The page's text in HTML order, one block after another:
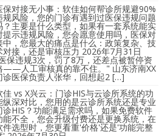
保对接无小事：软佳如何帮诊所规避90%
规风险，您的门诊有遇到过医保违规问题
？主要是什么类型，如果有一套系统能实
提示违规风险，您会愿意使用吗，医保对
中，您最大的痛点是什么：政策复杂、技
对接，还是审核压力 2026年7月31日
保违规3次，罚了8万，还差点被暂停资
——人工审核真的靠不住。" 山东济南XX
诊医保负责人张华，回想起2 […]
佳 vs X兴云：门诊HIS与云诊所系统的功
纵深对比，您用的是云诊所系统还是专业
诊HIS？功能满足需求吗，如果免费软件
能不全，您会升级付费还是更换系统，在
件选型时，您更看重'价格'还是'功能完整